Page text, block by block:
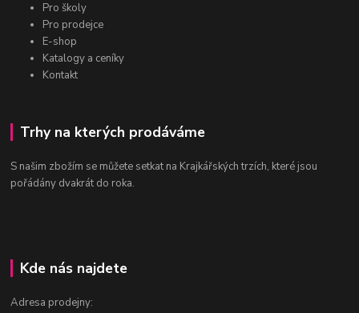
Pro školy
Pro prodejce
E-shop
Katalogy a ceníky
Kontakt
Trhy na kterých prodáváme
S našim zbožím se můžete setkat na Krajkářských trzích, které jsou
pořádány dvakrát do roka.
Kde nás najdete
Adresa prodejny: